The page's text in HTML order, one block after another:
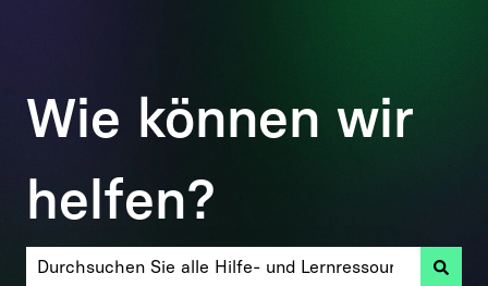
Wie können wir
helfen?